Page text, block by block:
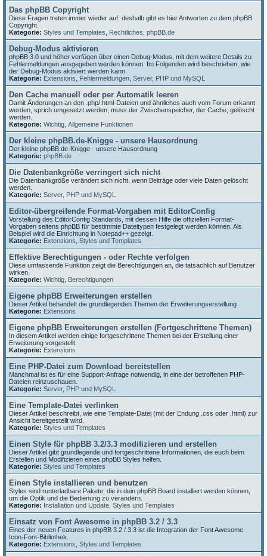
Das phpBB Copyright
Diese Fragen treten immer wieder auf, deshalb gibt es hier Antworten zu dem phpBB
Copyright.
Kategorie: Styles und Templates Rechtliches phpBB.de
Debug-Modus aktivieren
phpBB 3.0 und höher verfügen über einen Debug-Modus, mit dem weitere Details zu
Fehlermeldungen ausgegeben werden können. Im Folgenden wird beschrieben, wie
der Debug-Modus aktiviert werden kann.
Kategorie: Extensions Fehlermeldungen Server, PHP und MySQL
Den Cache manuell oder per Automatik leeren
Damit Änderungen an den .php/.html-Dateien und ähnliches auch vom Forum erkannt
werden, sprich umgesetzt werden, muss der Zwischenspeicher, der Cache, gelöscht
werden.
Kategorie: Wichtig Allgemeine Funktionen
Der kleine phpBB.de-Knigge - unsere Hausordnung
Der kleine phpBB.de-Knigge - unsere Hausordnung
Kategorie: phpBB.de
Die Datenbankgröße verringert sich nicht
Die Datenbankgröße verändert sich nicht, wenn Beiträge oder viele Daten gelöscht
werden.
Kategorie: Server, PHP und MySQL
Editor-übergreifende Format-Vorgaben mit EditorConfig
Vorstellung des EditorConfig Standards, mit dessen Hilfe die offiziellen Format-
Vorgaben seitens phpBB für bestimmte Dateitypen festgelegt werden können. Als
Beispiel wird die Einrichtung in Notepad++ gezeigt.
Kategorie: Extensions Styles und Templates
Effektive Berechtigungen - oder Rechte verfolgen
Diese umfassende Funktion zeigt die Berechtigungen an, die tatsächlich auf Benutzer
wirken.
Kategorie: Wichtig Berechtigungen
Eigene phpBB Erweiterungen erstellen
Dieser Artikel behandelt die grundlegenden Themen der Erweiterungserstellung
Kategorie: Extensions
Eigene phpBB Erweiterungen erstellen (Fortgeschrittene Themen)
In diesem Artikel werden einige fortgeschrittene Themen bei der Erstellung einer
Erweiterung vorgestellt.
Kategorie: Extensions
Eine PHP-Datei zum Download bereitstellen
Manchmal ist es für eine Support-Anfrage notwendig, in eine der betroffenen PHP-
Dateien reinzuschauen.
Kategorie: Server, PHP und MySQL
Eine Template-Datei verlinken
Dieser Artikel beschreibt, wie eine Template-Datei (mit der Endung .css oder .html) zur
Ansicht bereitgestellt wird.
Kategorie: Styles und Templates
Einen Style für phpBB 3.2/3.3 modifizieren und erstellen
Dieser Artikel gibt grundlegende und fortgeschrittene Informationen, die euch beim
Erstellen und Modifizieren eines phpBB Styles helfen.
Kategorie: Styles und Templates
Einen Style installieren und benutzen
Styles sind runterladbare Pakete, die in dein phpBB Board installiert werden können,
um die Optik und die Bedienung zu verändern.
Kategorie: Installation und Update Styles und Templates
Einsatz von Font Awesome in phpBB 3.2 / 3.3
Eines der neuen Features in phpBB 3.2 / 3.3 ist die Integration der Font Awesome
Icon-Font-Bibliothek.
Kategorie: Extensions Styles und Templates